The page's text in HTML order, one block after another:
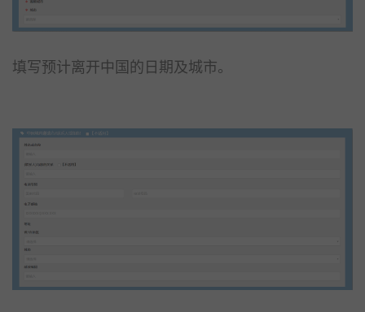
填写预计离开中国的日期及城市。